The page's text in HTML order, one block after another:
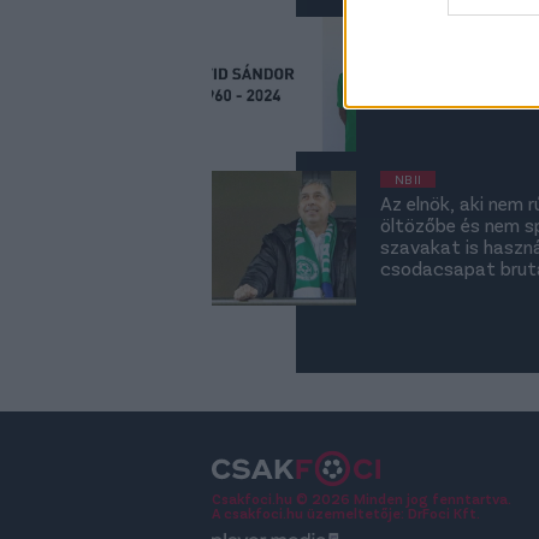
web or
I want
I want
I want
Gyász: Elhunyt
NB II
Az elnök, aki nem
öltözőbe és nem
szavakat is
csodacsapat
Csakfoci.hu © 2026 Minden jog fenntartva.
A csakfoci.hu üzemeltetője: DrFoci Kft.